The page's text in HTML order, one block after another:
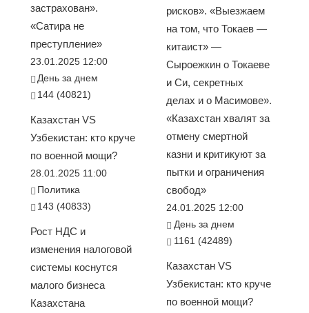
застрахован».
«Сатира не
преступление»
23.01.2025 12:00
День за днем
144 (40821)
Казахстан VS
Узбекистан: кто круче
по военной мощи?
28.01.2025 11:00
Политика
143 (40833)
Рост НДС и
изменения налоговой
системы коснутся
малого бизнеса
Казахстана
рисков». «Выезжаем
на том, что Токаев —
китаист» —
Сыроежкин о Токаеве
и Си, секретных
делах и о Масимове».
«Казахстан хвалят за
отмену смертной
казни и критикуют за
пытки и ограничения
свобод»
24.01.2025 12:00
День за днем
1161 (42489)
Казахстан VS
Узбекистан: кто круче
по военной мощи?